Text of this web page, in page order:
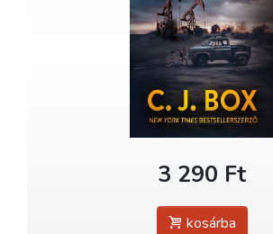
3 290 Ft
kosárba